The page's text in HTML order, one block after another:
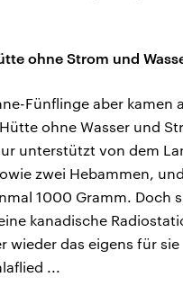
ohne Strom und
Fünflinge aber kamen
ohne Wasser und
unterstützt von dem
zwei Hebammen,
1000 Gramm. Doch
kanadische
wieder das eigens für sie
...